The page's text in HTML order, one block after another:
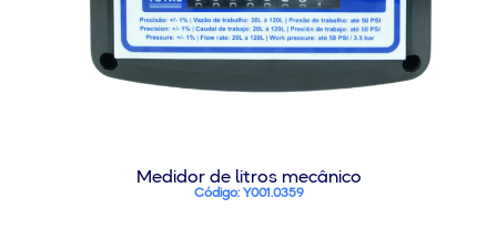
Medidor de litros mecânico
Código: Y001.0359